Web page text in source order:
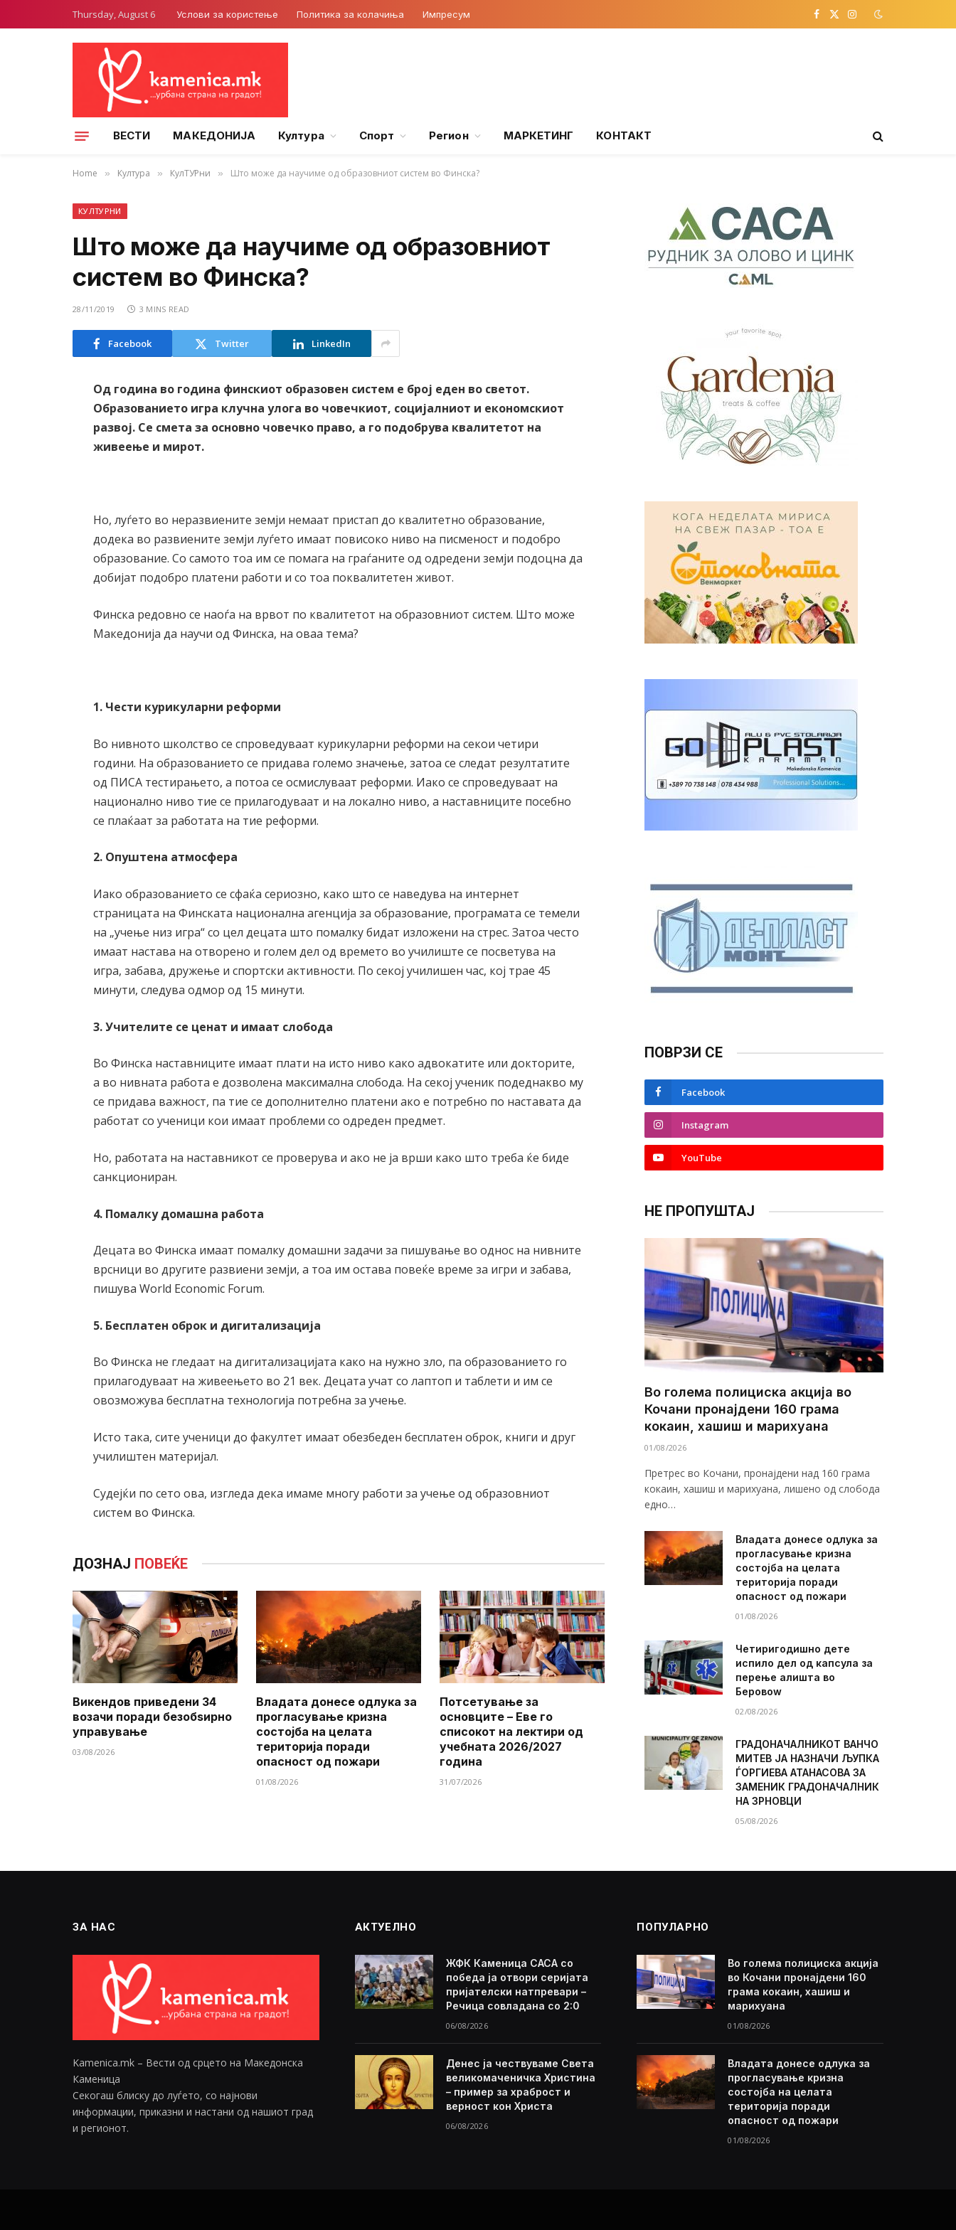
Thursday, August 6 Услови за користење Политика за колачиња Импресум Facebook
X
Instagram
ВЕСТИ МАКЕДОНИЈА Култура Спорт Регион МАРКЕТИНГ КОНТАКТ
Home » Култура » КулТУРни » Што може да научиме од образовниот систем во Финска?
КУЛТУРНИ
Што може да научиме од образовниот
систем во Финска?
28/11/2019 3 MINS READ
Facebook Twitter LinkedIn
Од година во година финскиот образовен систем е број еден во светот.
Образованието игра клучна улога во човечкиот, социјалниот и економскиот
развој. Се смета за основно човечко право, а го подобрува квалитетот на
живеење и мирот.
Но, луѓето во неразвиените земји немаат пристап до квалитетно образование,
додека во развиените земји луѓето имаат повисоко ниво на писменост и подобро
образование. Со самото тоа им се помага на граѓаните од одредени земји подоцна да
добијат подобро платени работи и со тоа поквалитетен живот.
Финска редовно се наоѓа на врвот по квалитетот на образовниот систем. Што може
Македонија да научи од Финска, на оваа тема?
1. Чести курикуларни реформи
Во нивното школство се спроведуваат курикуларни реформи на секои четири
години. На образованието се придава големо значење, затоа се следат резултатите
од ПИСА тестирањето, а потоа се осмислуваат реформи. Иако се спроведуваат на
национално ниво тие се прилагодуваат и на локално ниво, а наставниците посебно
се плаќаат за работата на тие реформи.
2. Опуштена атмосфера
Иако образованието се сфаќа сериозно, како што се наведува на интернет
страницата на Финската национална агенција за образование, програмата се темели
на „учење низ игра“ со цел децата што помалку бидат изложени на стрес. Затоа често
имаат настава на отворено и голем дел од времето во училиште се посветува на
игра, забава, дружење и спортски активности. По секој училишен час, кој трае 45
минути, следува одмор од 15 минути.
3. Учителите се ценат и имаат слобода
Во Финска наставниците имаат плати на исто ниво како адвокатите или докторите,
а во нивната работа е дозволена максимална слобода. На секој ученик подеднакво му
се придава важност, па тие се дополнително платени ако е потребно по наставата да
работат со ученици кои имаат проблеми со одреден предмет.
Но, работата на наставникот се проверува и ако не ја врши како што треба ќе биде
санкциониран.
4. Помалку домашна работа
Децата во Финска имаат помалку домашни задачи за пишување во однос на нивните
врсници во другите развиени земји, а тоа им остава повеќе време за игри и забава,
пишува World Economic Forum.
5. Бесплатен оброк и дигитализација
Во Финска не гледаат на дигитализацијата како на нужно зло, па образованието го
прилагодуваат на живеењето во 21 век. Децата учат со лаптоп и таблети и им се
овозможува бесплатна технологија потребна за учење.
Исто така, сите ученици до факултет имаат обезбеден бесплатен оброк, книги и друг
училиштен материјал.
Судејќи по сето ова, изгледа дека имаме многу работи за учење од образовниот
систем во Финска.
ДОЗНАЈ ПОВЕЌЕ
Викендов приведени 34
возачи поради безобѕирно
управување
03/08/2026
Владата донесе одлука за
прогласување кризна
состојба на целата
територија поради
опасност од пожари
01/08/2026
Потсетување за
основците – Еве го
списокот на лектири од
учебната 2026/2027
година
31/07/2026
ПОВРЗИ СЕ
Facebook
Instagram
YouTube
НЕ ПРОПУШТАЈ
Во голема полициска акција во
Кочани пронајдени 160 грама
кокаин, хашиш и марихуана
01/08/2026
Претрес во Кочани, пронајдени над 160 грама
кокаин, хашиш и марихуана, лишено од слобода
едно…
Владата донесе одлука за
прогласување кризна
состојба на целата
територија поради
опасност од пожари
01/08/2026
Четиригодишно дете
испило дел од капсула за
перење алишта во
Беровоw
02/08/2026
ГРАДОНАЧАЛНИКОТ ВАНЧО
МИТЕВ ЈА НАЗНАЧИ ЉУПКА
ЃОРГИЕВА АТАНАСОВА ЗА
ЗАМЕНИК ГРАДОНАЧАЛНИК
НА ЗРНОВЦИ
05/08/2026
ЗА НАС
Kamenica.mk – Вести од срцето на Македонска
Каменица
Секогаш блиску до луѓето, со најнови
информации, приказни и настани од нашиот град
и регионот.
АКТУЕЛНО
ЖФК Каменица САСА со
победа ја отвори серијата
пријателски натпревари –
Речица совладана со 2:0
06/08/2026
Денес ја чествуваме Света
великомаченичка Христина
– пример за храброст и
верност кон Христа
06/08/2026
ПОПУЛАРНО
Во голема полициска акција
во Кочани пронајдени 160
грама кокаин, хашиш и
марихуана
01/08/2026
Владата донесе одлука за
прогласување кризна
состојба на целата
територија поради
опасност од пожари
01/08/2026